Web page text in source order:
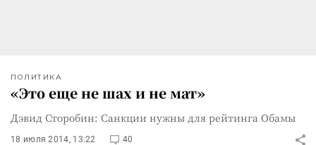
ПОЛИТИКА
«Это еще не шах и не мат»
Дэвид Сторобин: Санкции нужны для рейтинга Обамы
18 июля 2014, 13:22 40